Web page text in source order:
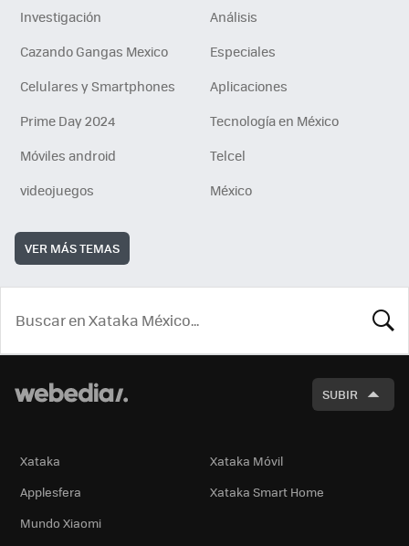
Investigación
Análisis
Cazando Gangas Mexico
Especiales
Celulares y Smartphones
Aplicaciones
Prime Day 2024
Tecnología en México
Móviles android
Telcel
videojuegos
México
VER MÁS TEMAS
SUBIR
Xataka
Xataka Móvil
Applesfera
Xataka Smart Home
Mundo Xiaomi